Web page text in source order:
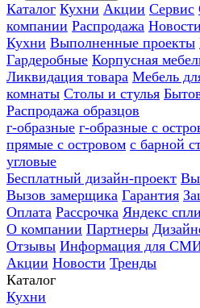
Каталог Кухни Акции Сервис
компании Распродажа Новости
Кухни Выполненные проекты
Гардеробные Корпусная
Ликвидация товара Мебель
комнаты Столы и стулья
Распродажа образцов
г-образные г-образные с
прямые с островом с барной
угловые
Бесплатный дизайн-проект
Вызов замерщика Гарантия
Оплата Рассрочка Яндекс
О компании Партнеры
Отзывы Информация для
Акции Новости Тренды
Каталог
Кухни